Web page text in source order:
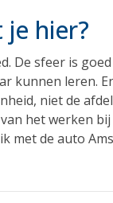
hier?
De sfeer is
kunnen leren.
niet de
het werken
met de auto